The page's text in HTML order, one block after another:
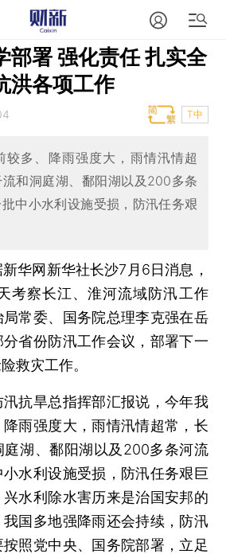
部署 强化责任 扎实全
洪各项工作
T中
较多、降雨强度大，雨情汛情超
和洞庭湖、鄱阳湖以及200多条
中小水利设施受损，防汛任务艰
新华网新华社长沙7月6日消息，
考察长江、淮河流域防汛工作
常委、国务院总理李克强在岳
省份防汛工作会议，部署下一
救灾工作。
旱总指挥部汇报说，今年我
雨强度大，雨情汛情超常，长
庭湖、鄱阳湖以及200多条河流
水利设施受损，防汛任务艰巨
水利除水害历来是治国安邦的
国多地强降雨还会持续，防汛
照党中央、国务院部署，立足